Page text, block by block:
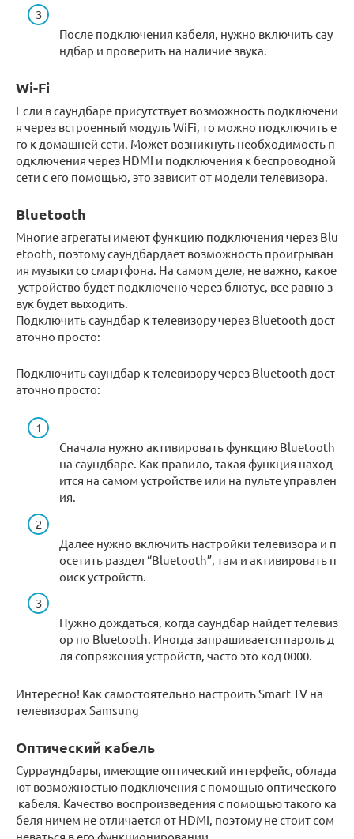
После подключения кабеля, нужно включить сау
ндбар и проверить на наличие звука.
Wi-Fi
Если в саундбаре присутствует возможность подключени
я через встроенный модуль WiFi, то можно подключить е
го к домашней сети. Может возникнуть необходимость п
одключения через HDMI и подключения к беспроводной
сети с его помощью, это зависит от модели телевизора.
Bluetooth
Многие агрегаты имеют функцию подключения через Blu
etooth, поэтому саундбардает возможность проигрыван
ия музыки со смартфона. На самом деле, не важно, какое
устройство будет подключено через блютус, все равно з
вук будет выходить.
Подключить саундбар к телевизору через Bluetooth дост
аточно просто:
Подключить саундбар к телевизору через Bluetooth дост
аточно просто:
Сначала нужно активировать функцию Bluetooth
на саундбаре. Как правило, такая функция наход
ится на самом устройстве или на пульте управлен
ия.
Далее нужно включить настройки телевизора и п
осетить раздел “Bluetooth”, там и активировать п
оиск устройств.
Нужно дождаться, когда саундбар найдет телевиз
ор по Bluetooth. Иногда запрашивается пароль д
ля сопряжения устройств, часто это код 0000.
Интересно! Как самостоятельно настроить Smart TV на
телевизорах Samsung
Оптический кабель
Сурраундбары, имеющие оптический интерфейс, облада
ют возможностью подключения с помощью оптического
кабеля. Качество воспроизведения с помощью такого ка
беля ничем не отличается от HDMI, поэтому не стоит сом